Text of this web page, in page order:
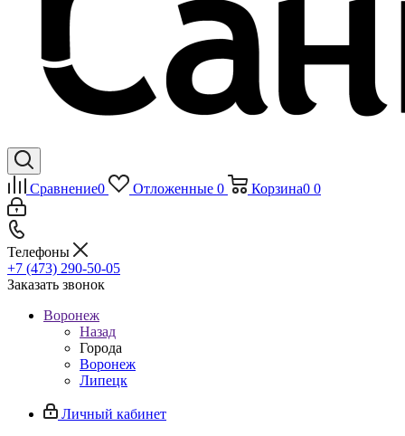
Сравнение0 Отложенные 0 Корзина0 0
Телефоны
+7 (473) 290-50-05
Заказать звонок
Воронеж
Назад
Города
Воронеж
Липецк
Личный кабинет